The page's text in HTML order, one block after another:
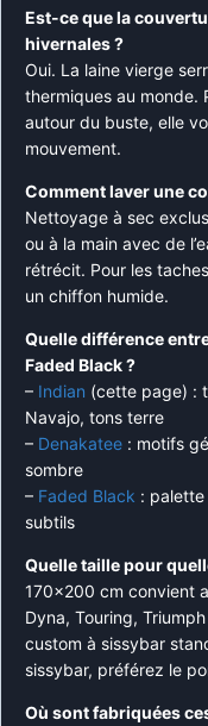
Est-ce que la
hivernales ?
Oui. La laine vierge
thermiques au monde.
autour du buste, elle
mouvement.
Comment laver une
Nettoyage à sec
ou à la main avec de
rétrécit. Pour les
un chiffon humide.
Quelle différence
Faded Black ?
– Indian (cette page) :
Navajo, tons terre
– Denakatee : motifs
sombre
– Faded Black :
subtils
Quelle taille pour
170×200 cm convient
Dyna, Touring,
custom à sissybar
sissybar, préférez le
Où sont fabriquées